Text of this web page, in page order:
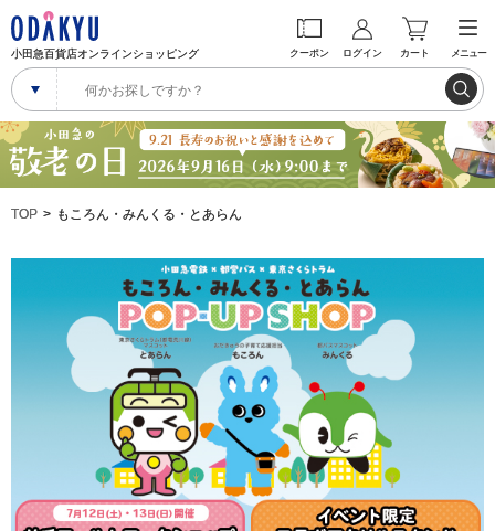
小田急百貨店オンラインショッピング クーポン ログイン カート メニュー
TOP もころん・みんくる・とあらん